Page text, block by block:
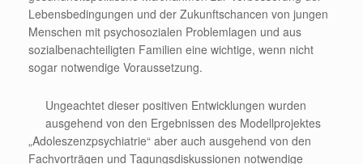
Lebensbedingungen und der Zukunftschancen von jungen
Menschen mit psychosozialen Problemlagen und aus
sozialbenachteiligten Familien eine wichtige, wenn nicht
sogar notwendige Voraussetzung.
Ungeachtet dieser positiven Entwicklungen wurden
ausgehend von den Ergebnissen des Modellprojektes
„Adoleszenzpsychiatrie“ aber auch ausgehend von den
Fachvorträgen und Tagungsdiskussionen notwendige